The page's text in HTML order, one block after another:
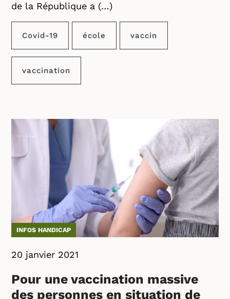
de la République a (…)
Covid-19 école vaccin
vaccination
INFOS HANDICAP
20 janvier 2021
Pour une vaccination massive
des personnes en situation de